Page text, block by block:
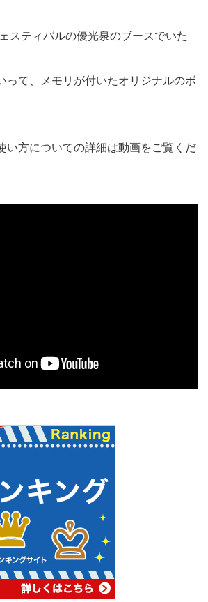
スティバルの優光泉のブースでいた
って、メモリが付いたオリジナルのボ
い方についての詳細は動画をご覧くだ